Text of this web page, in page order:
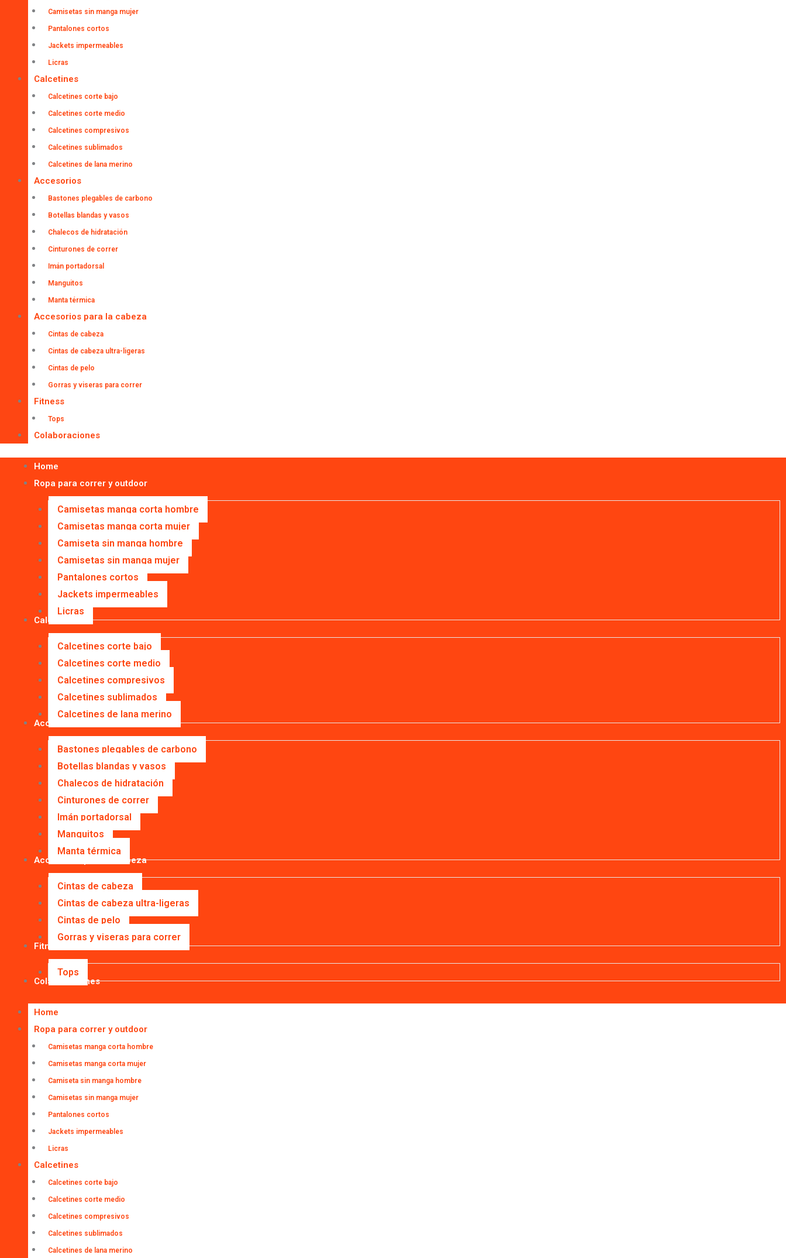
Camisetas sin manga mujer
Pantalones cortos
Jackets impermeables
Licras
Calcetines
Calcetines corte bajo
Calcetines corte medio
Calcetines compresivos
Calcetines sublimados
Calcetines de lana merino
Accesorios
Bastones plegables de carbono
Botellas blandas y vasos
Chalecos de hidratación
Cinturones de correr
Imán portadorsal
Manguitos
Manta térmica
Accesorios para la cabeza
Cintas de cabeza
Cintas de cabeza ultra-ligeras
Cintas de pelo
Gorras y viseras para correr
Fitness
Tops
Colaboraciones
Home
Ropa para correr y outdoor
Camisetas manga corta hombre
Camisetas manga corta mujer
Camiseta sin manga hombre
Camisetas sin manga mujer
Pantalones cortos
Jackets impermeables
Licras
Calcetines
Calcetines corte bajo
Calcetines corte medio
Calcetines compresivos
Calcetines sublimados
Calcetines de lana merino
Accesorios
Bastones plegables de carbono
Botellas blandas y vasos
Chalecos de hidratación
Cinturones de correr
Imán portadorsal
Manguitos
Manta térmica
Accesorios para la cabeza
Cintas de cabeza
Cintas de cabeza ultra-ligeras
Cintas de pelo
Gorras y viseras para correr
Fitness
Tops
Colaboraciones
Home
Ropa para correr y outdoor
Camisetas manga corta hombre
Camisetas manga corta mujer
Camiseta sin manga hombre
Camisetas sin manga mujer
Pantalones cortos
Jackets impermeables
Licras
Calcetines
Calcetines corte bajo
Calcetines corte medio
Calcetines compresivos
Calcetines sublimados
Calcetines de lana merino